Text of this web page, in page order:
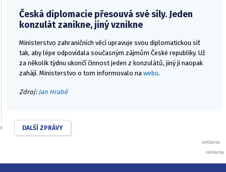
Česká diplomacie přesouvá své síly. Jeden
konzulát zanikne, jiný vznikne
Ministerstvo zahraničních věcí upravuje svou diplomatickou síť
tak, aby lépe odpovídala současným zájmům České republiky. Už
za několik týdnu ukončí činnost jeden z konzulátů, jiný ji naopak
zahájí. Ministerstvo o tom informovalo na webu.
Zdroj: Jan Hrabě
DALŠÍ ZPRÁVY